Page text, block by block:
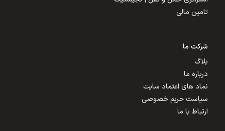
تامین مالی
شرکت ما
بلاگ
درباره ما
نماد های اعتماد سایت
سیاست حریم خصوصی
ارتباط با ما